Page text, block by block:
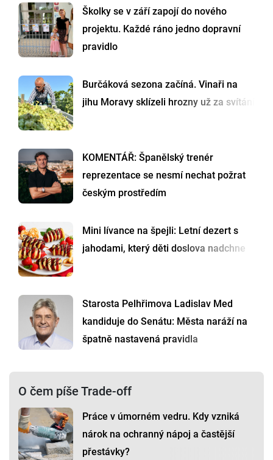
Školky se v září zapojí do nového
projektu. Každé ráno jedno dopravní
pravidlo
Burčáková sezona začíná. Vinaři na
jihu Moravy sklízeli hrozny už za svítání
KOMENTÁŘ: Španělský trenér
reprezentace se nesmí nechat požrat
českým prostředím
Mini lívance na špejli: Letní dezert s
jahodami, který děti doslova nadchne
Starosta Pelhřimova Ladislav Med
kandiduje do Senátu: Města naráží na
špatně nastavená pravidla
O čem píše Trade-off
Práce v úmorném vedru. Kdy vzniká
nárok na ochranný nápoj a častější
přestávky?